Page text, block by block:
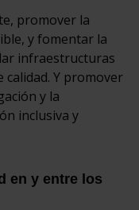
promover la
y fomentar la
infraestructuras
calidad. Y promover
y la
inclusiva y
en y entre los